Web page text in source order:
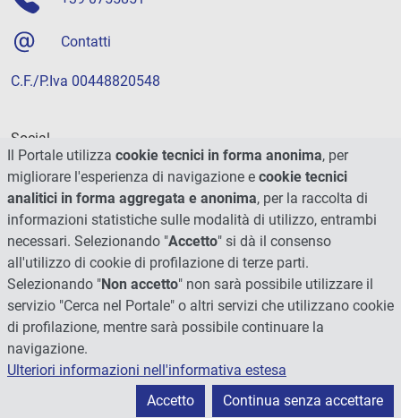
Contatti
C.F./P.Iva 00448820548
Social
© 2026 - Università degli Studi di Perugia
Il Portale utilizza cookie tecnici in forma anonima, per
migliorare l'esperienza di navigazione e cookie tecnici
analitici in forma aggregata e anonima, per la raccolta di
informazioni statistiche sulle modalità di utilizzo, entrambi
necessari. Selezionando "Accetto" si dà il consenso
all'utilizzo di cookie di profilazione di terze parti.
Selezionando "Non accetto" non sarà possibile utilizzare il
servizio "Cerca nel Portale" o altri servizi che utilizzano cookie
di profilazione, mentre sarà possibile continuare la
navigazione.
Ulteriori informazioni nell'informativa estesa
Accetto
Continua senza accettare